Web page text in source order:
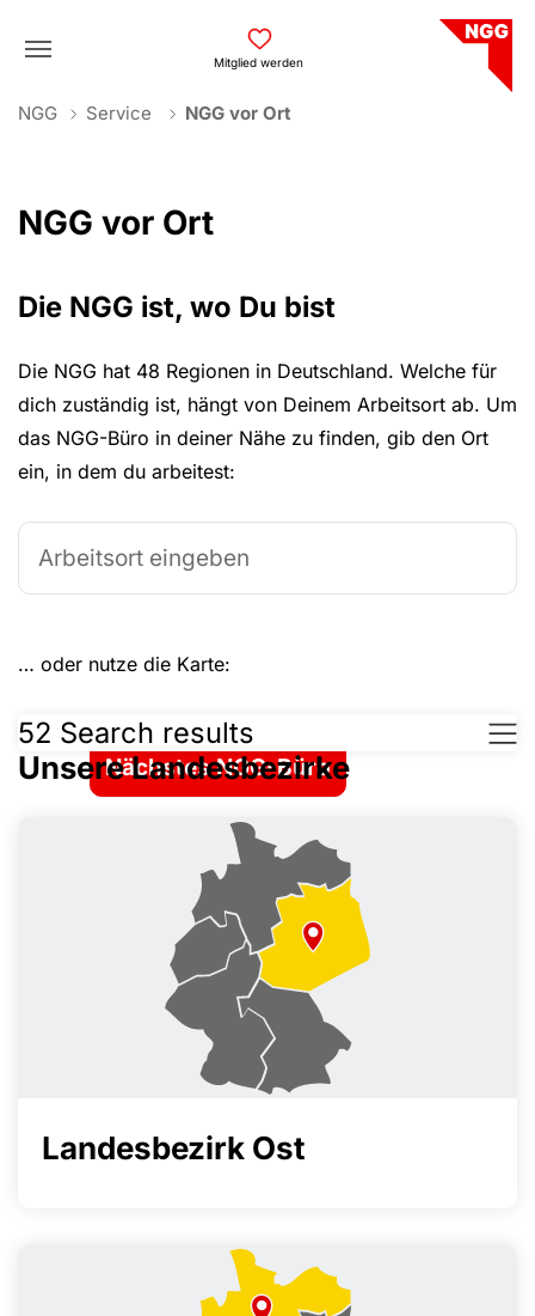
Mitglied werden
You are here:
NGG Service NGG vor Ort
NGG vor Ort
Die NGG ist, wo Du bist
Die NGG hat 48 Regionen in Deutschland. Welche für
dich zuständig ist, hängt von Deinem Arbeitsort ab. Um
das NGG-Büro in deiner Nähe zu finden, gib den Ort
ein, in dem du arbeitest:
… oder nutze die Karte:
Nächstes NGG-Büro
+
52 Search results
Unsere Landesbezirke
Landesbezirk Ost